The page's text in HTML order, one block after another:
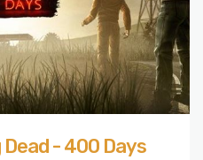
Dead - 400 Days